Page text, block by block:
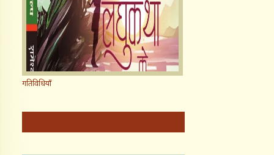
गतिविधियाँ